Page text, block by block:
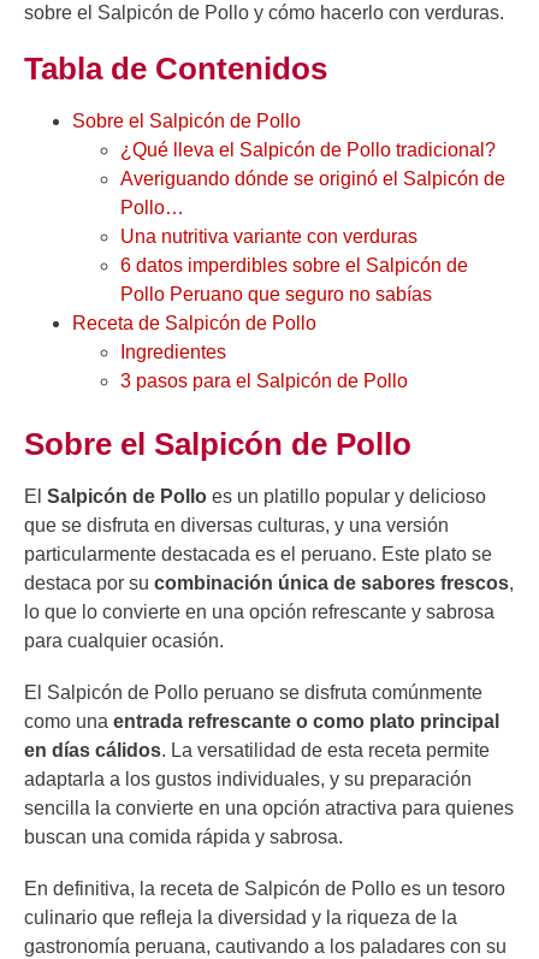
sobre el Salpicón de Pollo y cómo hacerlo con verduras.
Tabla de Contenidos
Sobre el Salpicón de Pollo
¿Qué lleva el Salpicón de Pollo tradicional?
Averiguando dónde se originó el Salpicón de
Pollo…
Una nutritiva variante con verduras
6 datos imperdibles sobre el Salpicón de
Pollo Peruano que seguro no sabías
Receta de Salpicón de Pollo
Ingredientes
3 pasos para el Salpicón de Pollo
Sobre el Salpicón de Pollo
El Salpicón de Pollo es un platillo popular y delicioso
que se disfruta en diversas culturas, y una versión
particularmente destacada es el peruano. Este plato se
destaca por su combinación única de sabores frescos,
lo que lo convierte en una opción refrescante y sabrosa
para cualquier ocasión.
El Salpicón de Pollo peruano se disfruta comúnmente
como una entrada refrescante o como plato principal
en días cálidos. La versatilidad de esta receta permite
adaptarla a los gustos individuales, y su preparación
sencilla la convierte en una opción atractiva para quienes
buscan una comida rápida y sabrosa.
En definitiva, la receta de Salpicón de Pollo es un tesoro
culinario que refleja la diversidad y la riqueza de la
gastronomía peruana, cautivando a los paladares con su